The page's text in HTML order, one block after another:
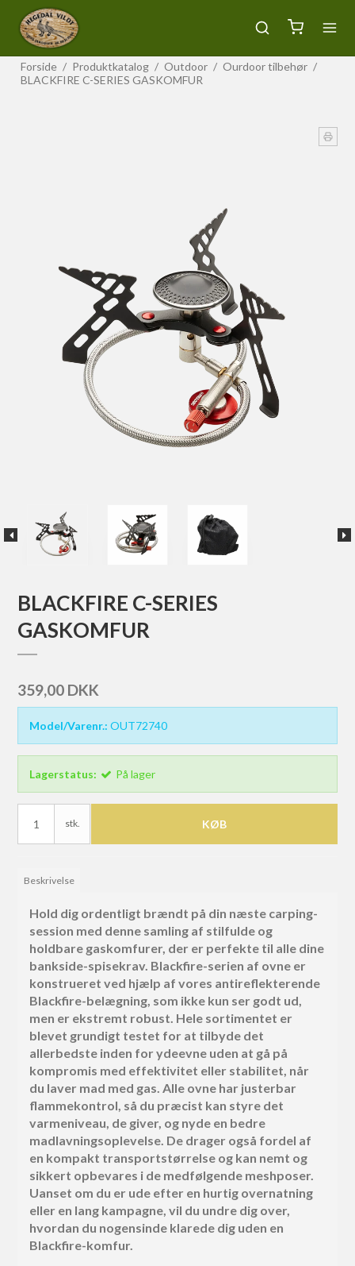
Forside / Produktkatalog / Outdoor / Ourdoor tilbehør /
BLACKFIRE C-SERIES GASKOMFUR
BLACKFIRE C-SERIES
GASKOMFUR
359,00 DKK
Model/Varenr.: OUT72740
Lagerstatus: På lager
stk. KØB
Beskrivelse
Hold dig ordentligt brændt på din næste carping-
session med denne samling af stilfulde og
holdbare gaskomfurer, der er perfekte til alle dine
bankside-spisekrav. Blackfire-serien af ovne er
konstrueret ved hjælp af vores antireflekterende
Blackfire-belægning, som ikke kun ser godt ud,
men er ekstremt robust. Hele sortimentet er
blevet grundigt testet for at tilbyde det
allerbedste inden for ydeevne uden at gå på
kompromis med effektivitet eller stabilitet, når
du laver mad med gas. Alle ovne har justerbar
flammekontrol, så du præcist kan styre det
varmeniveau, de giver, og nyde en bedre
madlavningsoplevelse. De drager også fordel af
en kompakt transportstørrelse og kan nemt og
sikkert opbevares i de medfølgende meshposer.
Uanset om du er ude efter en hurtig overnatning
eller en lang kampagne, vil du undre dig over,
hvordan du nogensinde klarede dig uden en
Blackfire-komfur.